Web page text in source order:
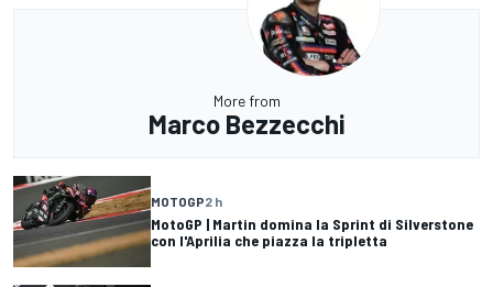
More from
Marco Bezzecchi
MOTOGP2 h
MotoGP | Martin domina la Sprint di Silverstone
con l'Aprilia che piazza la tripletta